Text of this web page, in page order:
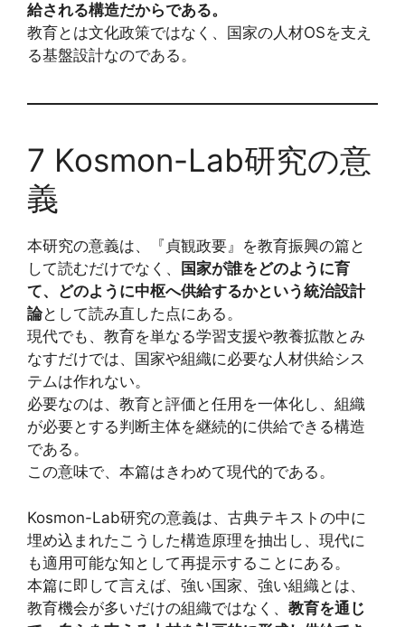
給される構造だからである。
教育とは文化政策ではなく、国家の人材OSを支え
る基盤設計なのである。
7 Kosmon-Lab研究の意
義
本研究の意義は、『貞観政要』を教育振興の篇と
して読むだけでなく、
国家が誰をどのように育
て、どのように中枢へ供給するかという統治設計
論として読み直した点にある。
現代でも、教育を単なる学習支援や教養拡散とみ
なすだけでは、国家や組織に必要な人材供給シス
テムは作れない。
必要なのは、教育と評価と任用を一体化し、組織
が必要とする判断主体を継続的に供給できる構造
である。
この意味で、本篇はきわめて現代的である。
Kosmon-Lab研究の意義は、古典テキストの中に
埋め込まれたこうした構造原理を抽出し、現代に
も適用可能な知として再提示することにある。
本篇に即して言えば、強い国家、強い組織とは、
教育機会が多いだけの組織ではなく、 教育を通じ